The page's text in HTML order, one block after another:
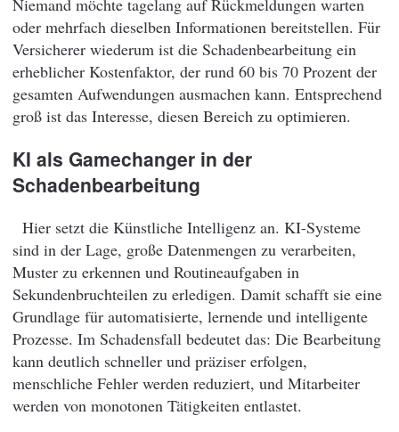
Niemand möchte tagelang auf Rückmeldungen warten
oder mehrfach dieselben Informationen bereitstellen. Für
Versicherer wiederum ist die Schadenbearbeitung ein
erheblicher Kostenfaktor, der rund 60 bis 70 Prozent der
gesamten Aufwendungen ausmachen kann. Entsprechend
groß ist das Interesse, diesen Bereich zu optimieren.
KI als Gamechanger in der
Schadenbearbeitung
Hier setzt die Künstliche Intelligenz an. KI-Systeme
sind in der Lage, große Datenmengen zu verarbeiten,
Muster zu erkennen und Routineaufgaben in
Sekundenbruchteilen zu erledigen. Damit schafft sie eine
Grundlage für automatisierte, lernende und intelligente
Prozesse. Im Schadensfall bedeutet das: Die Bearbeitung
kann deutlich schneller und präziser erfolgen,
menschliche Fehler werden reduziert, und Mitarbeiter
werden von monotonen Tätigkeiten entlastet.